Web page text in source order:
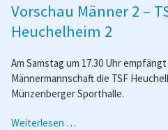
Heuchelheim
Vorschau Männer 2 –
Heuchelheim 2
Am Samstag um 17.30 Uhr
Männermannschaft die TSF
Münzenberger Sporthalle.
Weiterlesen …